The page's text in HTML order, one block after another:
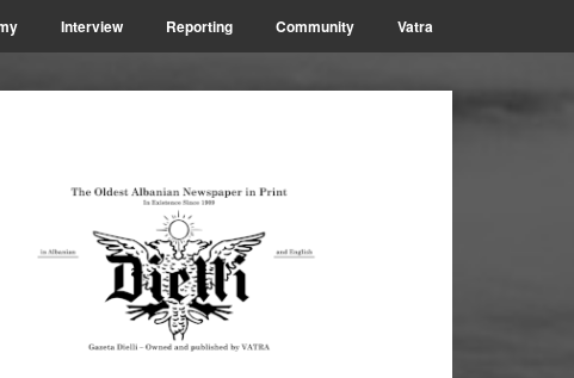
Interview Reporting Community Vatra